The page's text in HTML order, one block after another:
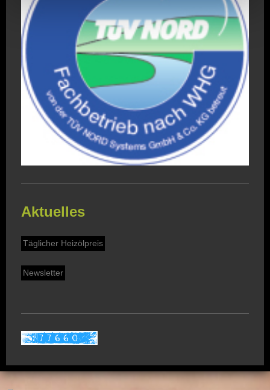
Aktuelles
Täglicher Heizölpreis
Newsletter